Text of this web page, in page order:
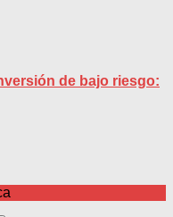
de bajo riesgo: